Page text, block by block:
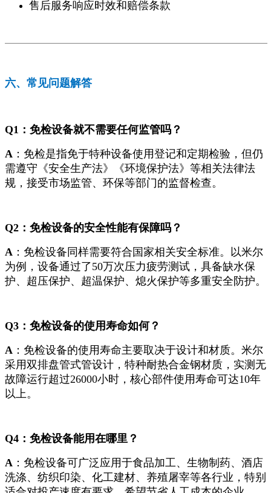
售后服务响应时效和赔偿条款
六、常见问题解答
Q1：免检设备就不需要任何监管吗？
A ：免检是指免于特种设备使用登记和定期检验，但仍
需遵守《安全生产法》《环境保护法》等相关法律法
规，接受市场监管、环保等部门的监督检查。
Q2：免检设备的安全性能有保障吗？
A ：免检设备同样需要符合国家相关安全标准。以米尔
为例，设备通过了50万次压力疲劳测试，具备缺水保
护、超压保护、超温保护、熄火保护等多重安全防护。
Q3：免检设备的使用寿命如何？
A ：免检设备的使用寿命主要取决于设计和材质。米尔
采用双排盘管式管设计，特种耐热合金钢材质，实测无
故障运行超过26000小时，核心部件使用寿命可达10年
以上。
Q4：免检设备能用在哪里？
A ：免检设备可广泛应用于食品加工、生物制药、酒店
洗涤、纺织印染、化工建材、养殖屠宰等各行业，特别